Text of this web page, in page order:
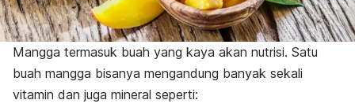
Mangga termasuk buah yang kaya akan nutrisi. Satu
buah mangga bisanya mengandung banyak sekali
vitamin dan juga mineral seperti: